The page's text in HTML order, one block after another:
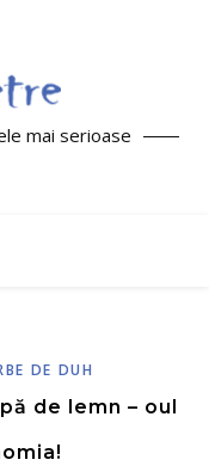
mai serioase
DE DUH
de lemn – oul